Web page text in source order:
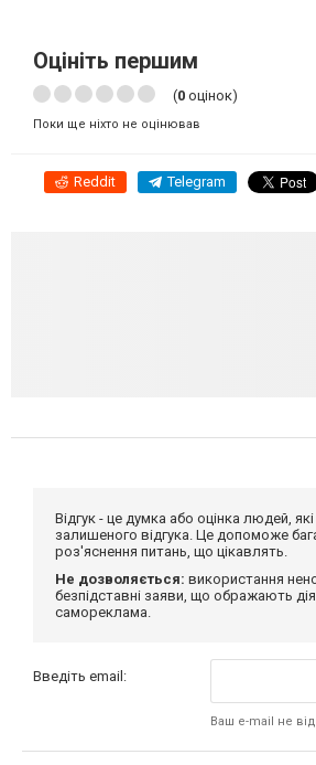
Оцініть першим
(0 оцінок)
Поки ще ніхто не оцінював
Reddit Telegram
Відгук - це думка або оцінка людей,
залишеного відгука. Це допоможе
роз'яснення питань, що цікавлять.
Не дозволяється: використання
безпідставні заяви, що ображають
самореклама.
Введіть email:
Ваш e-mail не